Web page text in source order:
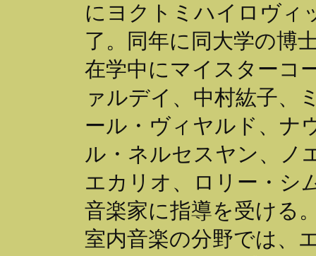
にヨクトミハイロヴィ
了。同年に同大学の博
在学中にマイスターコ
ァルデイ、中村紘子、
ール・ヴィヤルド、ナ
ル・ネルセスヤン、ノ
エカリオ、ロリー・シ
音楽家に指導を受ける
室内音楽の分野では、